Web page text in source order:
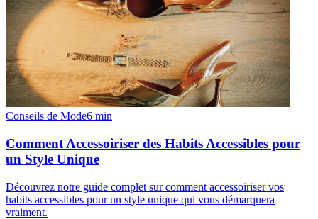
Conseils de Mode6 min
Comment Accessoiriser des Habits Accessibles pour
un Style Unique
Découvrez notre guide complet sur comment accessoiriser vos
habits accessibles pour un style unique qui vous démarquera
vraiment.